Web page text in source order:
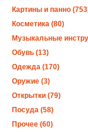
Картины и панно
Косметика (80)
Музыкальные
Обувь (13)
Одежда (170)
Оружие (3)
Открытки (79)
Посуда (58)
Прочее (60)